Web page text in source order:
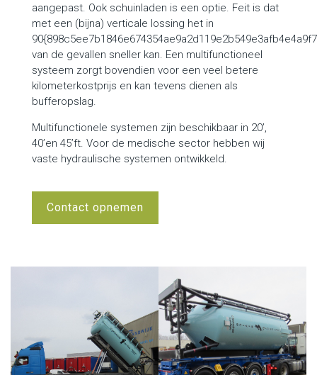
aangepast. Ook schuinladen is een optie. Feit is dat
met een (bijna) verticale lossing het in
van de gevallen sneller kan. Een multifunctioneel
systeem zorgt bovendien voor een veel betere
kilometerkostprijs en kan tevens dienen als
bufferopslag.
Multifunctionele systemen zijn beschikbaar in 20’,
40’en 45’ft. Voor de medische sector hebben wij
vaste hydraulische systemen ontwikkeld.
Contact opnemen